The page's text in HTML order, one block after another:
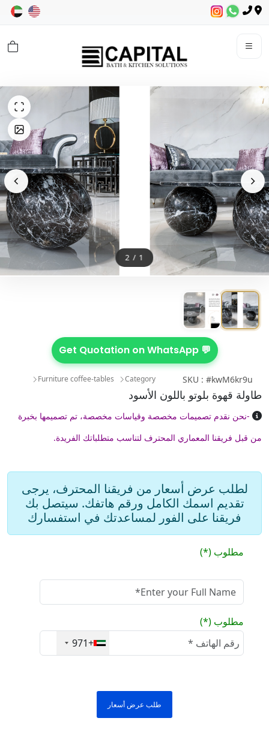
1
/
2
💬 Get Quotation on WhatsApp
Category
Furniture coffee-tables SKU : #kwM6kr9u
طاولة قهوة بلوتو باللون الأسود
-نحن نقدم تصميمات مخصصة وقياسات مخصصة، تم تصميمها بخبرة
من قبل فريقنا المعماري المحترف لتناسب متطلباتك الفريدة.
لطلب عرض أسعار من فريقنا المحترف، يرجى
تقديم اسمك الكامل ورقم هاتفك. سيتصل بك
فريقنا على الفور لمساعدتك في استفسارك
مطلوب (*)
مطلوب (*)
+971
طلب عرض أسعار